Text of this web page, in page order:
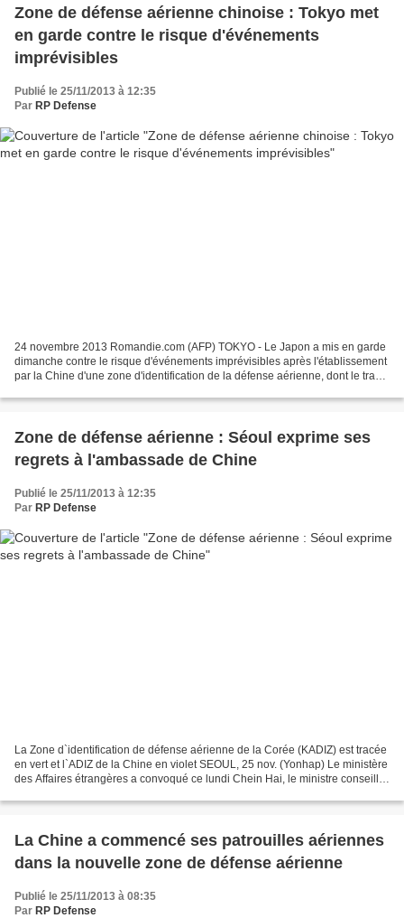
Zone de défense aérienne chinoise : Tokyo met
en garde contre le risque d'événements
imprévisibles
Publié le 25/11/2013 à 12:35
Par RP Defense
24 novembre 2013 Romandie.com (AFP) TOKYO - Le Japon a mis en garde
dimanche contre le risque d'événements imprévisibles après l'établissement
par la Chine d'une zone d'identification de la défense aérienne, dont le tracé
Zone de défense aérienne : Séoul exprime ses
regrets à l'ambassade de Chine
Publié le 25/11/2013 à 12:35
Par RP Defense
La Zone d`identification de défense aérienne de la Corée (KADIZ) est tracée
en vert et l`ADIZ de la Chine en violet SEOUL, 25 nov. (Yonhap) Le ministère
des Affaires étrangères a convoqué ce lundi Chein Hai, le ministre conseiller
La Chine a commencé ses patrouilles aériennes
dans la nouvelle zone de défense aérienne
Publié le 25/11/2013 à 08:35
Par RP Defense